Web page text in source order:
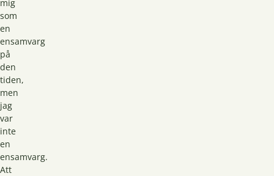
mig
som
en
ensamvarg
på
den
tiden,
men
jag
var
inte
en
ensamvarg.
Att